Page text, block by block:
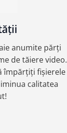
anumite părți
de tăiere video.
împărțiți fișierele
calitatea